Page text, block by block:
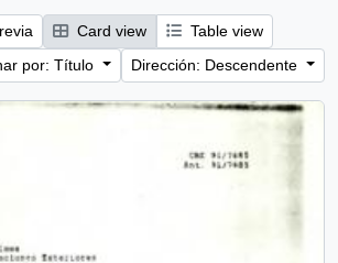
Card view
Table view
por: Título
Dirección: Descendente